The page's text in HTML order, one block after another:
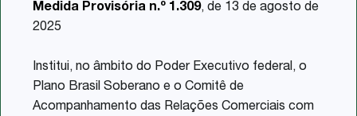
Medida Provisória n.º 1.309, de 13 de agosto de
2025
Institui, no âmbito do Poder Executivo federal, o
Plano Brasil Soberano e o Comitê de
Acompanhamento das Relações Comerciais com